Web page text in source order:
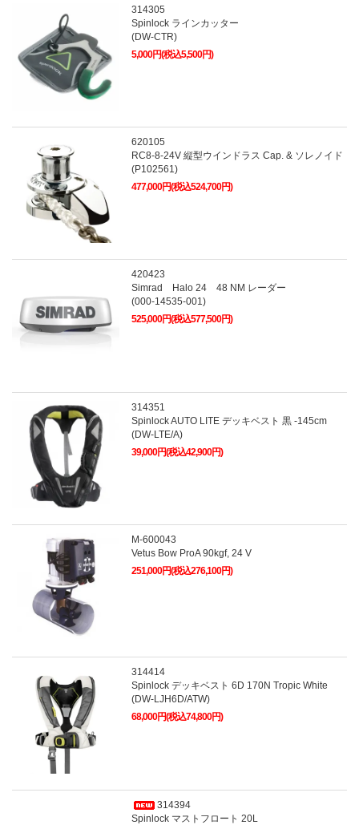
314305
Spinlock ラインカッター
(DW-CTR)
5,000円(税込5,500円)
620105
RC8-8-24V 縦型ウインドラス Cap. & ソレノイド
(P102561)
477,000円(税込524,700円)
420423
Simrad Halo 24 48 NM レーダー
(000-14535-001)
525,000円(税込577,500円)
314351
Spinlock AUTO LITE デッキベスト 黒 -145cm
(DW-LTE/A)
39,000円(税込42,900円)
M-600043
Vetus Bow ProA 90kgf, 24 V
251,000円(税込276,100円)
314414
Spinlock デッキベスト 6D 170N Tropic White
(DW-LJH6D/ATW)
68,000円(税込74,800円)
314394
Spinlock マストフロート 20L